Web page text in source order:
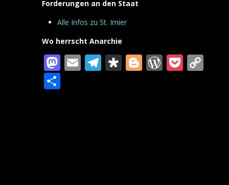
Forderungen an den Staat
Alle Infos zu St. Imier
Wo herrscht Anarchie
Mastodon
EmailTelegram
Diaspora
Blogger